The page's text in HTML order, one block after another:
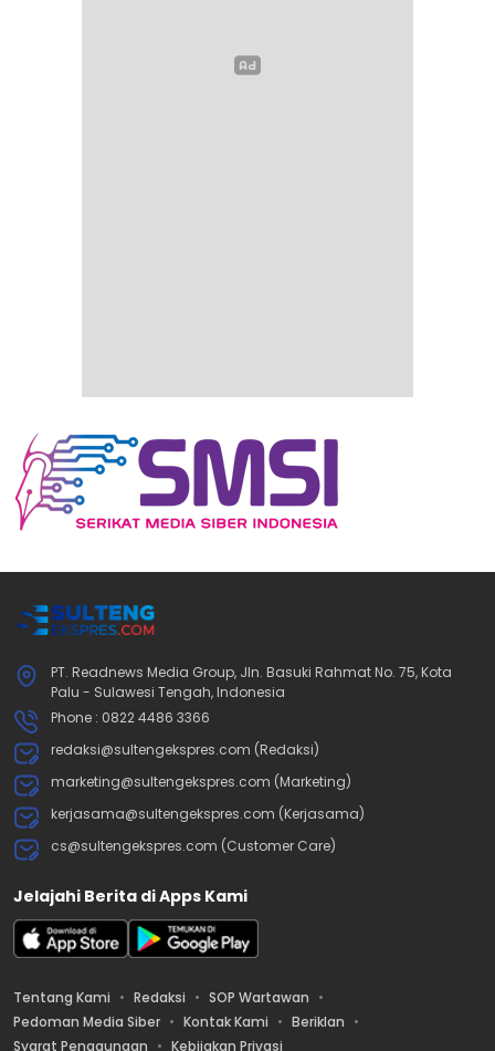
PT. Readnews Media Group, Jln. Basuki Rahmat No. 75, Kota
Palu - Sulawesi Tengah, Indonesia
Phone : 0822 4486 3366
redaksi@sultengekspres.com (Redaksi)
marketing@sultengekspres.com (Marketing)
kerjasama@sultengekspres.com (Kerjasama)
cs@sultengekspres.com (Customer Care)
Jelajahi Berita di Apps Kami
Tentang Kami Redaksi
SOP Wartawan
Pedoman Media Siber
Kontak Kami
Beriklan
Syarat Penggunaan
Kebijakan Privasi